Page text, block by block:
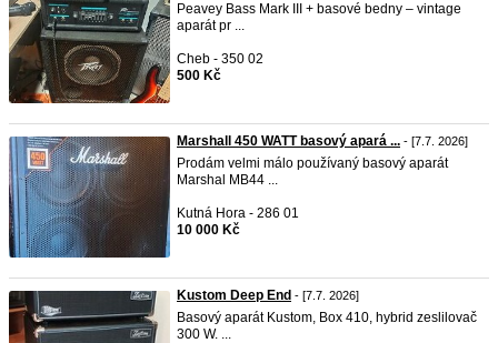
Peavey Bass Mark III + basové bedny – vintage
aparát pr ...
Cheb - 350 02
500 Kč
Marshall 450 WATT basový apará ... - [7.7. 2026]
Prodám velmi málo používaný basový aparát
Marshal MB44 ...
Kutná Hora - 286 01
10 000 Kč
Kustom Deep End - [7.7. 2026]
Basový aparát Kustom, Box 410, hybrid zeslilovač
300 W. ...